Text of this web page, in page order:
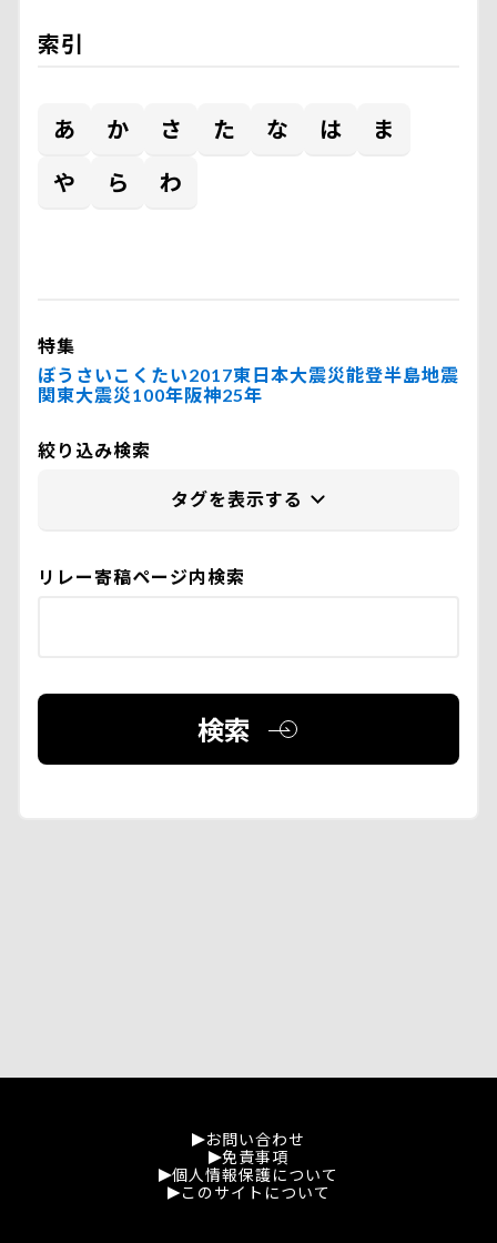
索引
あ か さ た な は
ま
や
ら わ
特集
ぼうさいこくたい2017東日本大震災能登半島地震
関東大震災100年阪神25年
絞り込み検索
リレー寄稿ページ内検索
検索
お問い合わせ
免責事項
個人情報保護について
このサイトについて